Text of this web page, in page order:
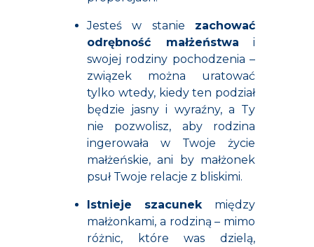
Jesteś w stanie zachować
odrębność małżeństwa i
swojej rodziny pochodzenia –
związek można uratować
tylko wtedy, kiedy ten podział
będzie jasny i wyraźny, a Ty
nie pozwolisz, aby rodzina
ingerowała w Twoje życie
małżeńskie, ani by małżonek
psuł Twoje relacje z bliskimi.
Istnieje szacunek między
małżonkami, a rodziną – mimo
różnic, które was dzielą,